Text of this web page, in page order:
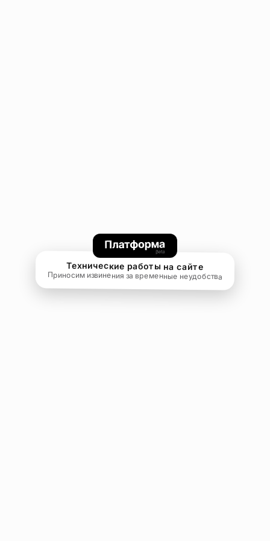
Технические работы на сайте
Приносим извинения за временные неудобства